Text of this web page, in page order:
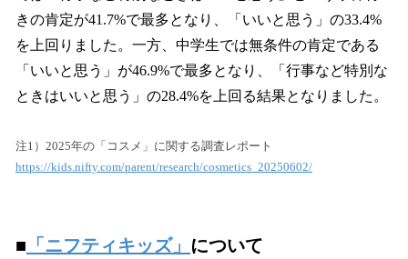
きの肯定が41.7%で最多となり、「いいと思う」の33.4%
を上回りました。一方、中学生では無条件の肯定である
「いいと思う」が46.9%で最多となり、「行事など特別な
ときはいいと思う」の28.4%を上回る結果となりました。
注1）2025年の「コスメ」に関する調査レポート
https://kids.nifty.com/parent/research/cosmetics_20250602/
■ 「ニフティキッズ」 について